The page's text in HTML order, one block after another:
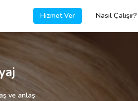
Hizmet Ver Nasıl Çalışır?
ve anlaş.